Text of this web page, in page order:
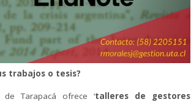
trabajos o tesis?
Tarapacá ofrece ‘talleres de gestores